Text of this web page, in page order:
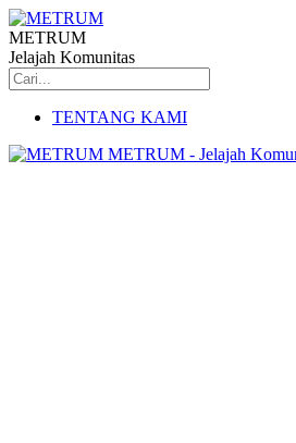
METRUM
Jelajah Komunitas
TENTANG KAMI
METRUM - Jelajah